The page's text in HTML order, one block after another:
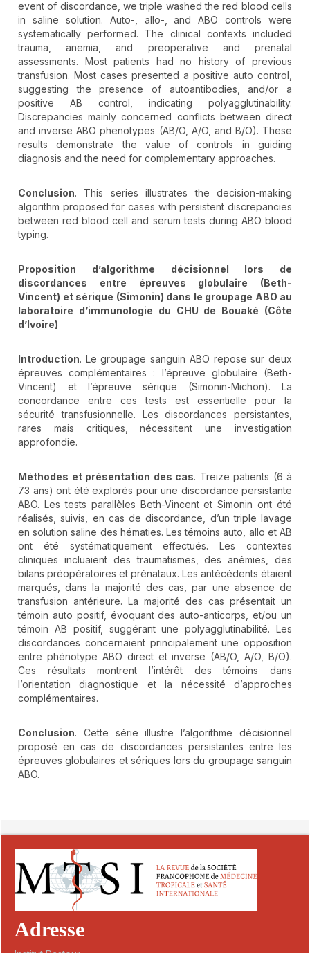
event of discordance, we triple washed the red blood cells
in saline solution. Auto-, allo-, and ABO controls were
systematically performed. The clinical contexts included
trauma, anemia, and preoperative and prenatal
assessments. Most patients had no history of previous
transfusion. Most cases presented a positive auto control,
suggesting the presence of autoantibodies, and/or a
positive AB control, indicating polyagglutinability.
Discrepancies mainly concerned conflicts between direct
and inverse ABO phenotypes (AB/O, A/O, and B/O). These
results demonstrate the value of controls in guiding
diagnosis and the need for complementary approaches.
Conclusion. This series illustrates the decision-making
algorithm proposed for cases with persistent discrepancies
between red blood cell and serum tests during ABO blood
typing.
Proposition d’algorithme décisionnel lors de
discordances entre épreuves globulaire (Beth-
Vincent) et sérique (Simonin) dans le groupage ABO au
laboratoire d’immunologie du CHU de Bouaké (Côte
d’Ivoire)
Introduction. Le groupage sanguin ABO repose sur deux
épreuves complémentaires : l’épreuve globulaire (Beth-
Vincent) et l’épreuve sérique (Simonin-Michon). La
concordance entre ces tests est essentielle pour la
sécurité transfusionnelle. Les discordances persistantes,
rares mais critiques, nécessitent une investigation
approfondie.
Méthodes et présentation des cas. Treize patients (6 à
73 ans) ont été explorés pour une discordance persistante
ABO. Les tests parallèles Beth-Vincent et Simonin ont été
réalisés, suivis, en cas de discordance, d’un triple lavage
en solution saline des hématies. Les témoins auto, allo et AB
ont été systématiquement effectués. Les contextes
cliniques incluaient des traumatismes, des anémies, des
bilans préopératoires et prénataux. Les antécédents étaient
marqués, dans la majorité des cas, par une absence de
transfusion antérieure. La majorité des cas présentait un
témoin auto positif, évoquant des auto-anticorps, et/ou un
témoin AB positif, suggérant une polyagglutinabilité. Les
discordances concernaient principalement une opposition
entre phénotype ABO direct et inverse (AB/O, A/O, B/O).
Ces résultats montrent l’intérêt des témoins dans
l’orientation diagnostique et la nécessité d’approches
complémentaires.
Conclusion. Cette série illustre l’algorithme décisionnel
proposé en cas de discordances persistantes entre les
épreuves globulaires et sériques lors du groupage sanguin
ABO.
Adresse